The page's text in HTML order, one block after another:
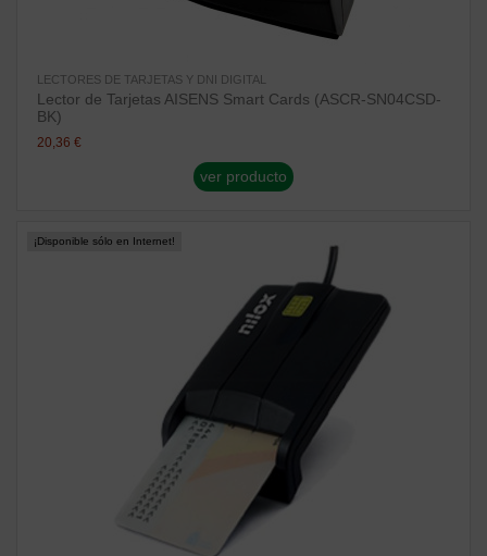
LECTORES DE TARJETAS Y DNI DIGITAL
Lector de Tarjetas AISENS Smart Cards (ASCR-SN04CSD-
BK)
20,36 €
ver producto
¡Disponible sólo en Internet!